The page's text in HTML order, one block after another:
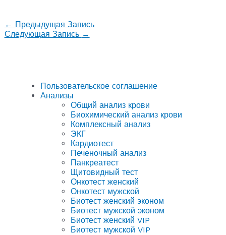
← Предыдущая Запись
Следующая Запись →
Пользовательское соглашение
Анализы
Общий анализ крови
Биохимический анализ крови
Комплексный анализ
ЭКГ
Кардиотест
Печеночный анализ
Панкреатест
Щитовидный тест
Онкотест женский
Онкотест мужской
Биотест женский эконом
Биотест мужской эконом
Биотест женский VIP
Биотест мужской VIP